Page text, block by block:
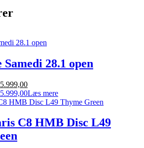
Samedi 28.1 open
Den
aktuelle
pris
kr.15.999,00.
Den
aktuelle
er:
kr.15.999,00.
Læs mere
C8 HMB Disc L49